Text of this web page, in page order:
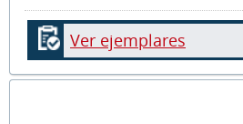
Ver ejemplares